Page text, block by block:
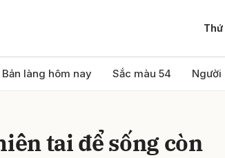
Thứ
Bản làng hôm nay Sắc màu 54 Người
tai để sống còn
luận